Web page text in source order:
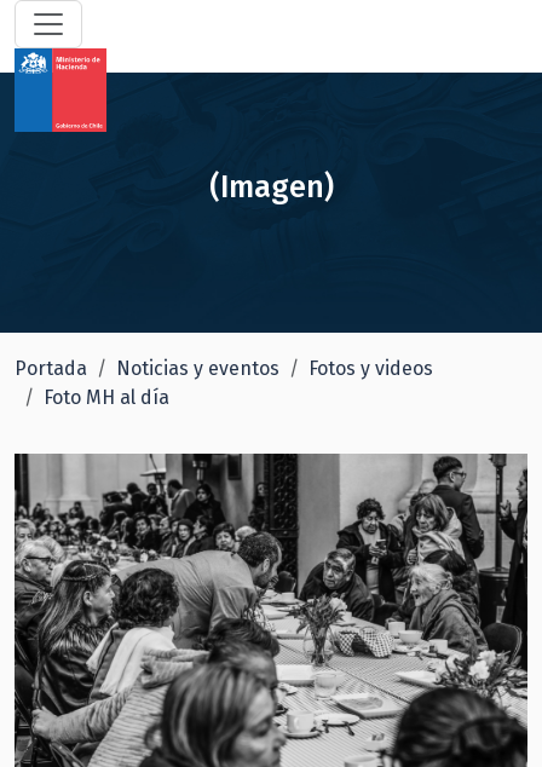
(Imagen)
Portada Noticias y eventos
Fotos y videos
Foto MH al día